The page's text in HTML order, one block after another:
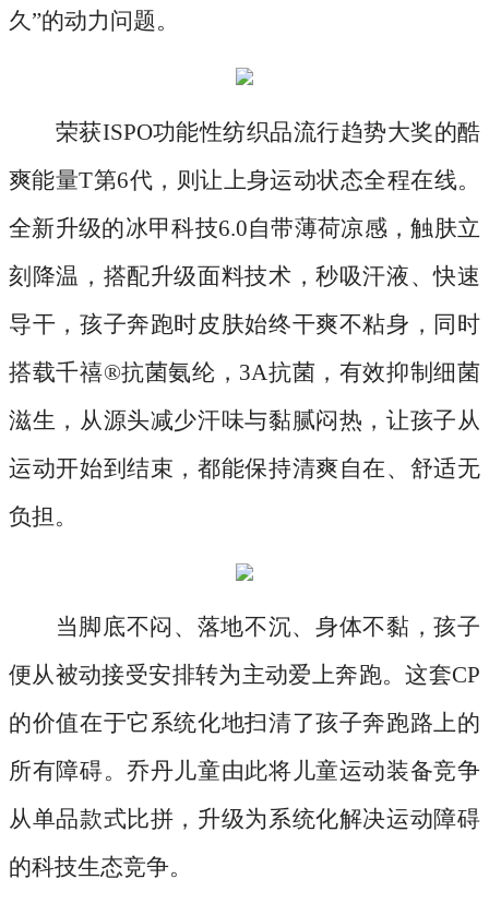
久”的动力问题。
荣获ISPO功能性纺织品流行趋势大奖的酷
爽能量T第6代，则让上身运动状态全程在线。
全新升级的冰甲科技6.0自带薄荷凉感，触肤立
刻降温，搭配升级面料技术，秒吸汗液、快速
导干，孩子奔跑时皮肤始终干爽不粘身，同时
搭载千禧®抗菌氨纶，3A抗菌，有效抑制细菌
滋生，从源头减少汗味与黏腻闷热，让孩子从
运动开始到结束，都能保持清爽自在、舒适无
负担。
当脚底不闷、落地不沉、身体不黏，孩子
便从被动接受安排转为主动爱上奔跑。这套CP
的价值在于它系统化地扫清了孩子奔跑路上的
所有障碍。乔丹儿童由此将儿童运动装备竞争
从单品款式比拼，升级为系统化解决运动障碍
的科技生态竞争。